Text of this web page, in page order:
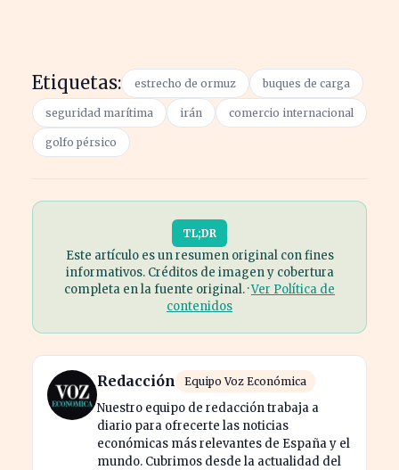
Etiquetas: estrecho de ormuz buques de carga
seguridad marítima irán comercio internacional
golfo pérsico
TL;DR
Este artículo es un resumen original con fines
informativos. Créditos de imagen y cobertura
completa en la fuente original. ·Ver Política de
contenidos
Redacción Equipo Voz Económica
Nuestro equipo de redacción trabaja a
diario para ofrecerte las noticias
económicas más relevantes de España y el
mundo. Cubrimos desde la actualidad del